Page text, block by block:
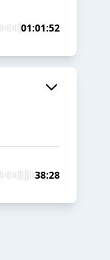
01:01:52
38:28